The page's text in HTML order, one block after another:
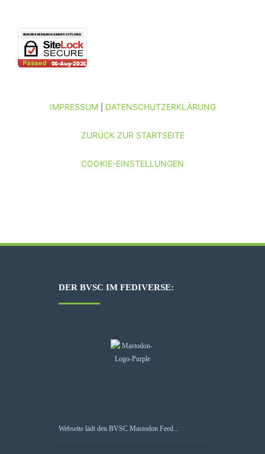
IMPRESSUM| DATENSCHUTZERKLÄRUNG
ZURÜCK ZUR STARTSEITE
COOKIE-EINSTELLUNGEN
DER BVSC IM FEDIVERSE:
Webseite lädt den BVSC Mastodon Feed...